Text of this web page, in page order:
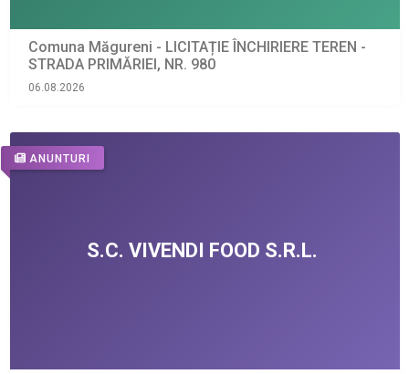
Comuna Măgureni - LICITAȚIE ÎNCHIRIERE TEREN -
STRADA PRIMĂRIEI, NR. 980
06.08.2026
ANUNTURI